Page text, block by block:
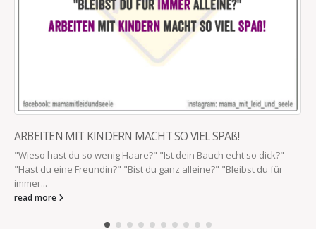
VIEL SPAß!
Bauch echt so dick?"
alleine?" "Bleibst du für
WENN DU ZUHAUSE
Wenn du zuhause ausgezogen bist
besuchen. Mama: „Ist das ein